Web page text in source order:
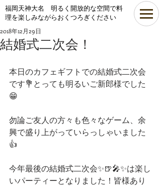
​福岡天神大名 明るく開放的な空間で料
理を楽しみながらおくつろぎください
結婚式二次会！
2018年12月29日
本日のカフェギフトでの結婚式二次会
です💐とっても明るいご新郎様でした
😁
勿論ご友人の方々も色々なゲーム、余
興で盛り上がっていらっしゃいました
👍
今年最後の結婚式二次会✨🍺🎤✨は楽し
いパーティーとなりました！皆様あり